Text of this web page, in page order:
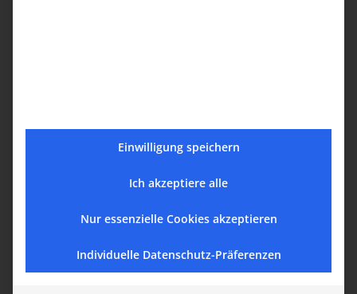
"Der Geist des HERRN ist bei mir, darum,
Read More
Einwilligung speichern
Ich akzeptiere alle
Nur essenzielle Cookies akzeptieren
Individuelle Datenschutz-Präferenzen